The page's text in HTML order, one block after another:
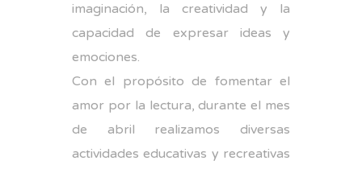
imaginación, la creatividad y la
capacidad de expresar ideas y
emociones.
Con el propósito de fomentar el
amor por la lectura, durante el mes
de abril realizamos diversas
actividades educativas y recreativas